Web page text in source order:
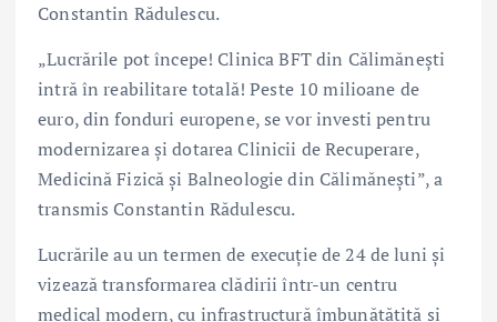
Constantin Rădulescu.
„Lucrările pot începe! Clinica BFT din Călimănești
intră în reabilitare totală! Peste 10 milioane de
euro, din fonduri europene, se vor investi pentru
modernizarea și dotarea Clinicii de Recuperare,
Medicină Fizică și Balneologie din Călimănești”, a
transmis Constantin Rădulescu.
Lucrările au un termen de execuție de 24 de luni și
vizează transformarea clădirii într-un centru
medical modern, cu infrastructură îmbunătățită și